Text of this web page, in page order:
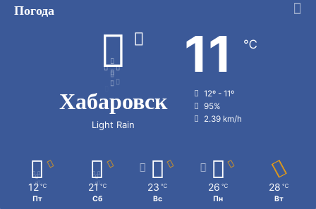
Погода
Хабаровск
Light Rain
11 ℃
12º - 11º
95%
2.39 km/h
12 ℃
Пт
21 ℃
Сб
23 ℃
Вс
26 ℃
Пн
28 ℃
Вт